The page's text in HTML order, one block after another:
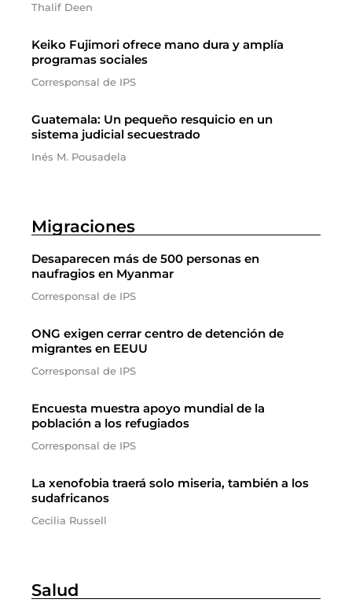
Thalif Deen
Keiko Fujimori ofrece mano dura y amplía
programas sociales
Corresponsal de IPS
Guatemala: Un pequeño resquicio en un
sistema judicial secuestrado
Inés M. Pousadela
Migraciones
Desaparecen más de 500 personas en
naufragios en Myanmar
Corresponsal de IPS
ONG exigen cerrar centro de detención de
migrantes en EEUU
Corresponsal de IPS
Encuesta muestra apoyo mundial de la
población a los refugiados
Corresponsal de IPS
La xenofobia traerá solo miseria, también a los
sudafricanos
Cecilia Russell
Salud